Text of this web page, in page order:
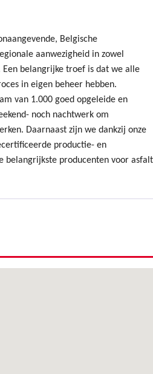
Belgische
aanwezigheid in zowel
belangrijke troef is dat we alle
in eigen beheer hebben.
van 1.000 goed opgeleide en
noch nachtwerk om
Daarnaast zijn we dankzij onze
productie- en
belangrijkste producenten voor asfalt